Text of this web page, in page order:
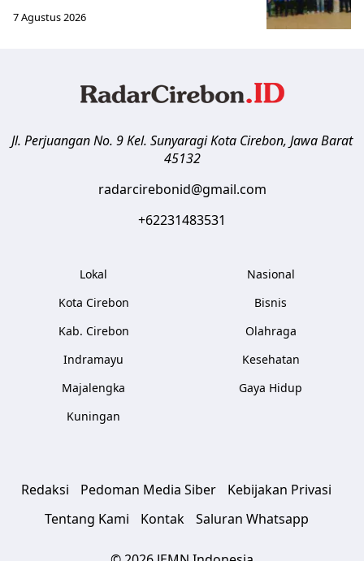
7 Agustus 2026
Jl. Perjuangan No. 9 Kel. SunyaragiKota Cirebon, Jawa Barat
45132
radarcirebonid@gmail.com
+62231483531
Lokal
Kota Cirebon
Kab. Cirebon
Indramayu
Majalengka
Kuningan
Nasional
Bisnis
Olahraga
Kesehatan
Gaya Hidup
Redaksi Pedoman Media Siber
Kebijakan Privasi
Tentang Kami
Kontak Saluran Whatsapp